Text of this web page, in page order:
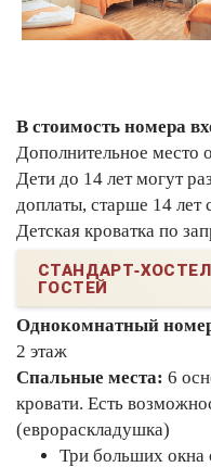
В стоимость номера
Дополнительное место
Дети до 14 лет могут
доплаты, старше 14 лет
Детская кроватка по
СТАНДАРТ-
ГОСТЕЙ
Однокомнатный
2 этаж
Спальные места: 6
кровати. Есть
(еврораскладушка)
Три больших окна